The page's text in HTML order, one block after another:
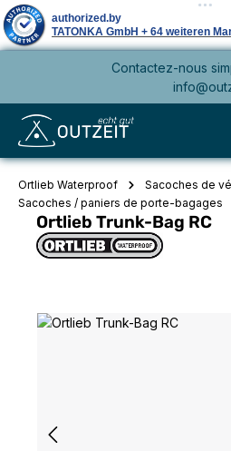
Contactez-nous
Ortlieb Waterproof
Sacoches de
Sacoches / paniers de porte-bagages
Ortlieb Trunk-Bag RC
Ignorer la galerie d'images